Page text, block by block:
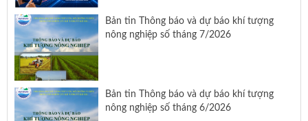
Bản tin Thông báo và dự báo khí tượng
nông nghiệp số tháng 7/2026
Bản tin Thông báo và dự báo khí tượng
nông nghiệp số tháng 6/2026